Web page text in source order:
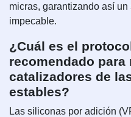
micras, garantizando así
impecable.
¿Cuál es el
recomendado para
catalizadores de
estables?
Las siliconas por adición